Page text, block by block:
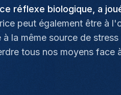
réflexe biologique, a
peut également être à
la même source de
tous nos moyens face